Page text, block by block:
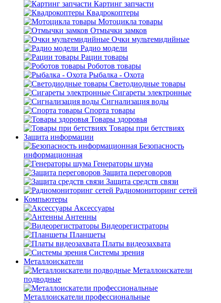
Картинг запчасти
Квадрокоптеры
Мотоцикла товары
Отмычки замков
Очки мультемидийные
Радио модели
Рации товары
Роботов товары
Рыбалка - Охота
Светодиодные товары
Сигареты электронные
Сигнализация воды
Спорта товары
Товары здоровья
Товары при бетствиях
Защита информации
Безопасность
информационная
Генераторы шума
Защита переговоров
Защита средств связи
Радиомониторинг сетей
Компьютеры
Аксессуары
Антенны
Видеорегистраторы
Планшеты
Платы видеозахвата
Системы зрения
Металлоискатели
Металлоискатели
подводные
Металлоискатели профессиональные